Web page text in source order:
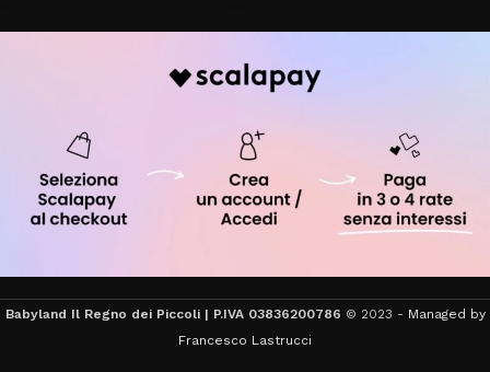
Babyland Il Regno dei Piccoli | P.IVA 03836200786 © 2023 - Managed by
Francesco Lastrucci